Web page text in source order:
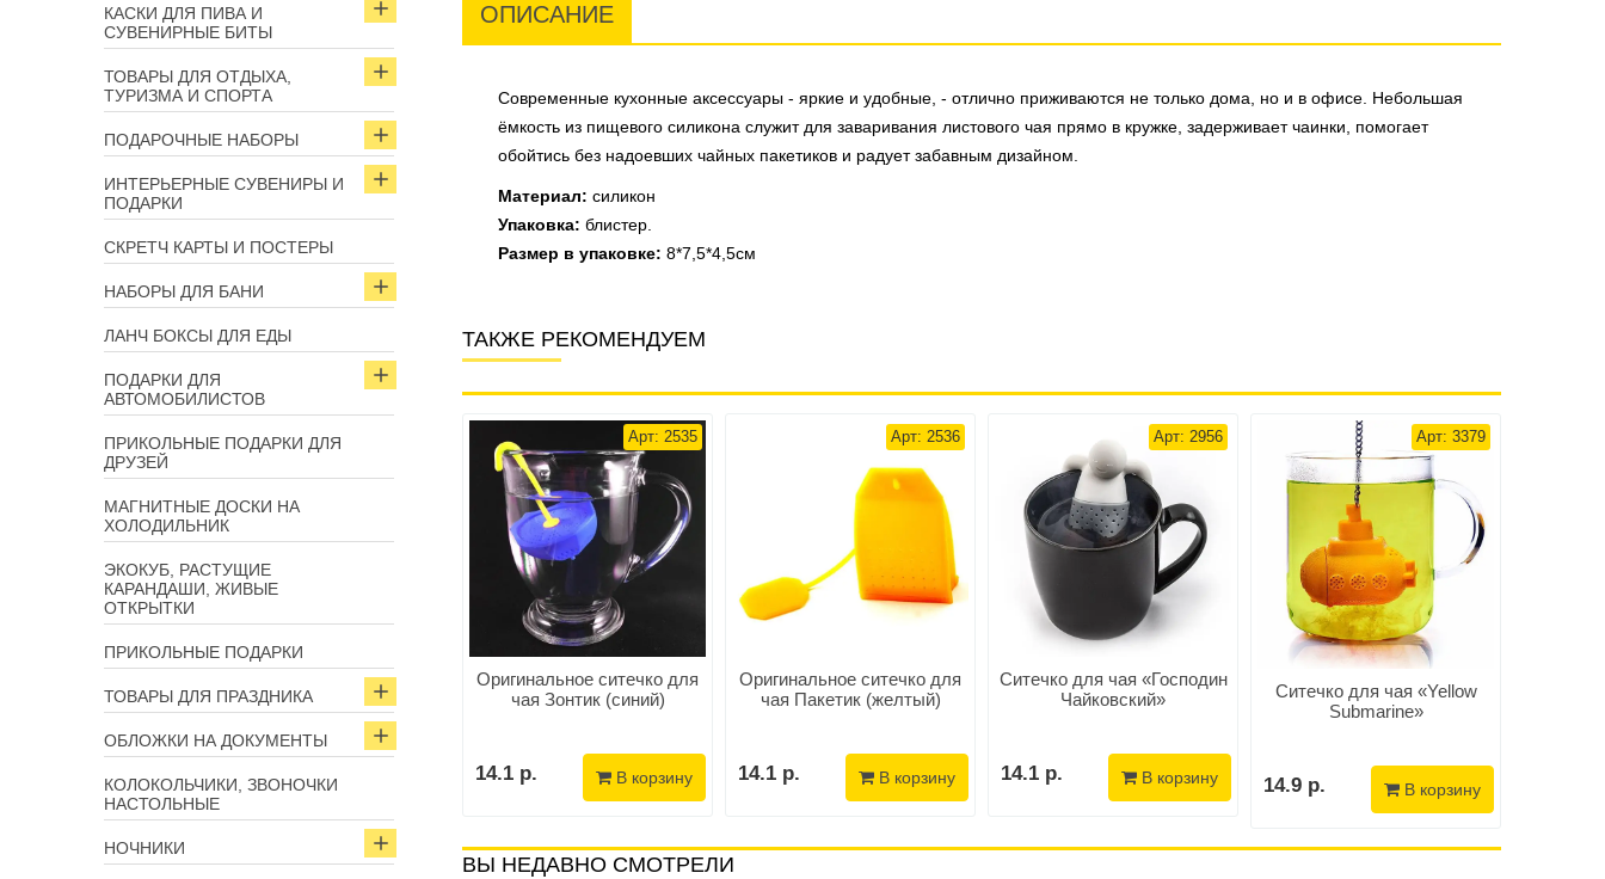
КАСКИ ДЛЯ ПИВА И
СУВЕНИРНЫЕ БИТЫ
ТОВАРЫ ДЛЯ ОТДЫХА,
ТУРИЗМА И СПОРТА
ПОДАРОЧНЫЕ НАБОРЫ
ИНТЕРЬЕРНЫЕ СУВЕНИРЫ И
ПОДАРКИ
СКРЕТЧ КАРТЫ И ПОСТЕРЫ
НАБОРЫ ДЛЯ БАНИ
ЛАНЧ БОКСЫ ДЛЯ ЕДЫ
ПОДАРКИ ДЛЯ
АВТОМОБИЛИСТОВ
ПРИКОЛЬНЫЕ ПОДАРКИ ДЛЯ
ДРУЗЕЙ
МАГНИТНЫЕ ДОСКИ НА
ХОЛОДИЛЬНИК
ЭКОКУБ, РАСТУЩИЕ
КАРАНДАШИ, ЖИВЫЕ
ОТКРЫТКИ
ПРИКОЛЬНЫЕ ПОДАРКИ
ТОВАРЫ ДЛЯ ПРАЗДНИКА
ОБЛОЖКИ НА ДОКУМЕНТЫ
КОЛОКОЛЬЧИКИ, ЗВОНОЧКИ
НАСТОЛЬНЫЕ
НОЧНИКИ
ОПИСАНИЕ
Современные кухонные аксессуары - яркие и удобные, - отлично приживаются не только дома, но и в офисе. Небольшая
ёмкость из пищевого силикона служит для заваривания листового чая прямо в кружке, задерживает чаинки, помогает
обойтись без надоевших чайных пакетиков и радует забавным дизайном.
Материал: силикон
Упаковка: блистер.
Размер в упаковке: 8*7,5*4,5см
ТАКЖЕ РЕКОМЕНДУЕМ
Арт: 2956
Чайковский»
В корзину
Ситечко для чая «Yellow
Submarine»
14.9 р.
Арт: 2535
Оригинальное ситечко для
чая Зонтик (синий)
14.1 р. В корзину
Арт: 2536
Оригинальное ситечко для
чая Пакетик (желтый)
14.1 р. В корзину
Арт: 2956
Ситечко для чая «Господин
Чайковский»
14.1 р. В корзину
Арт: 3379
Ситечко для чая «Yellow
Submarine»
14.9 р. В корзину
ВЫ НЕДАВНО СМОТРЕЛИ